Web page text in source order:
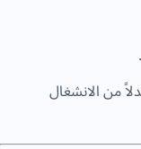
من الانشغال